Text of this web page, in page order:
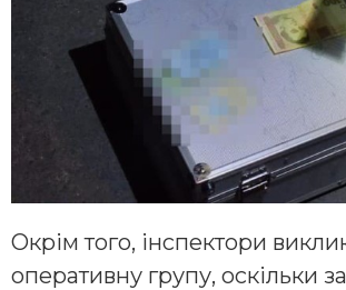
Окрім того, інспектори
оперативну групу, оскільки за